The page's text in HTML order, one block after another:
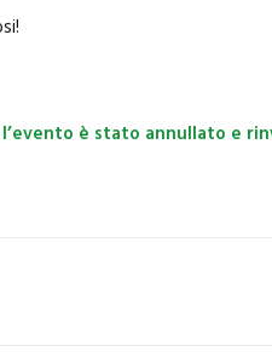
è stato annullato e